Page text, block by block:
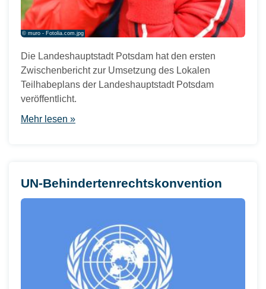
© muro - Fotolia.com.jpg
Die Landeshauptstadt Potsdam hat den ersten
Zwischenbericht zur Umsetzung des Lokalen
Teilhabeplans der Landeshauptstadt Potsdam
veröffentlicht.
Mehr lesen »
UN-Behindertenrechtskonvention